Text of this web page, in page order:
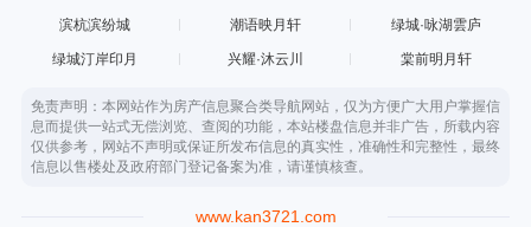
滨杭滨纷城 潮语映月轩 绿城·咏湖雲庐
绿城汀岸印月 兴耀·沐云川 棠前明月轩
免责声明：本网站作为房产信息聚合类导航网站，仅为方便广大用户掌握信
息而提供一站式无偿浏览、查阅的功能，本站楼盘信息并非广告，所载内容
仅供参考，网站不声明或保证所发布信息的真实性，准确性和完整性，最终
信息以售楼处及政府部门登记备案为准，请谨慎核查。
www.kan3721.com